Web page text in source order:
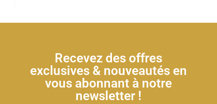
Recevez des offres
exclusives & nouveautés en
vous abonnant à notre
newsletter !